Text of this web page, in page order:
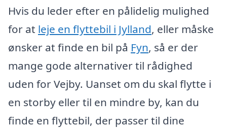
Hvis du leder efter en pålidelig mulighed
for at leje en flyttebil i Jylland, eller måske
ønsker at finde en bil på Fyn, så er der
mange gode alternativer til rådighed
uden for Vejby. Uanset om du skal flytte i
en storby eller til en mindre by, kan du
finde en flyttebil, der passer til dine